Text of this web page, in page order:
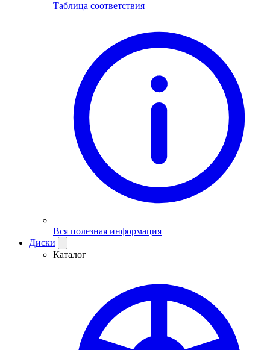
Таблица соответствия
Вся полезная информация
Диски
Каталог